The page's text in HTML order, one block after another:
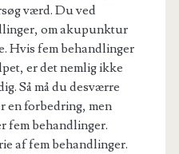
værd. Du ved
om akupunktur
Hvis fem behandlinger
er det nemlig ikke
Så må du desværre
en forbedring, men
fem behandlinger.
af fem behandlinger.